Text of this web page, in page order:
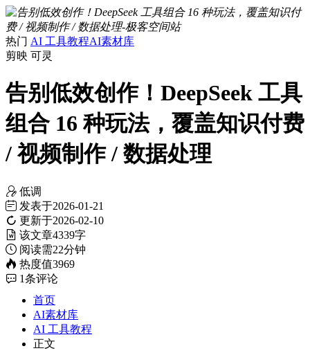
热门 AI 工具教程AI素材库
剪映 可灵
告别低效创作！DeepSeek 工具
组合 16 种玩法，覆盖知识付费
/ 视频制作 / 数据处理
低调
发表于2026-01-21
更新于2026-02-10
该文章4339字
阅读需22分钟
热度值3969
1条评论
首页
AI素材库
AI 工具教程
正文